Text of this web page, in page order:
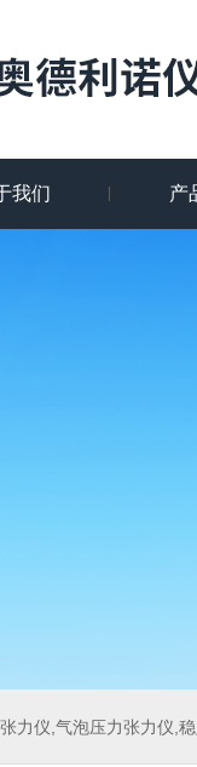
我们 产
泡压力张力仪,稳定性分析仪